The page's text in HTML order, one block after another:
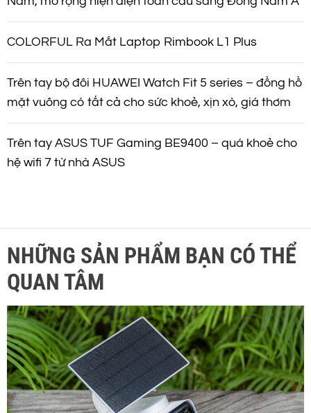
COLORFUL Ra Mắt Laptop Rimbook L1 Plus
Trên tay bộ đôi HUAWEI Watch Fit 5 series – đồng hồ
mặt vuông có tất cả cho sức khoẻ, xịn xò, giá thơm
Trên tay ASUS TUF Gaming BE9400 – quá khoẻ cho
hệ wifi 7 từ nhà ASUS
NHỮNG SẢN PHẨM BẠN CÓ THỂ
QUAN TÂM